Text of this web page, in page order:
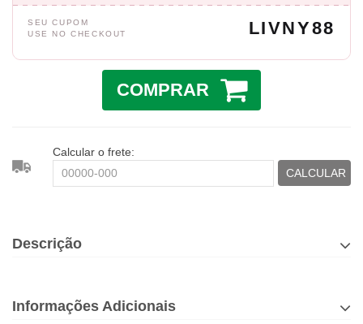
SEU CUPOM
USE NO CHECKOUT
LIVNY88
COMPRAR
Calcular o frete:
CALCULAR
Descrição
Informações Adicionais